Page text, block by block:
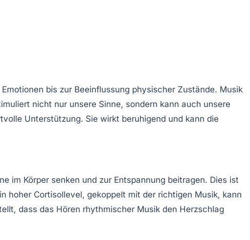
bis zur Beeinflussung physischer Zustände. Musik
nicht nur unsere Sinne, sondern kann auch unsere
Unterstützung. Sie wirkt beruhigend und kann die
im Körper senken und zur Entspannung beitragen. Dies ist
hoher Cortisollevel, gekoppelt mit der richtigen Musik, kann
dass das Hören rhythmischer Musik den Herzschlag